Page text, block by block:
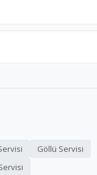
Göllü Servisi